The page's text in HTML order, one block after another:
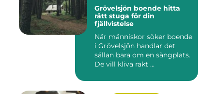
Grövelsjön boende hitta
rätt stuga för din
fjällvistelse
När människor söker boende
i Grövelsjön handlar det
sällan bara om en sängplats.
De vill kliva rakt ...